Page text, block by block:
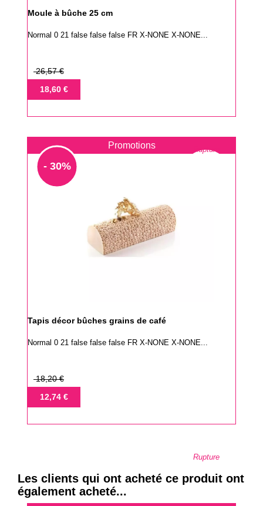
Moule à bûche 25 cm
Normal 0 21 false false false FR X-NONE X-NONE...
Prix
base
26,57 €
Prix18,60 €
Rupture
Promotions
- 30%
Tapis décor bûches grains de café
Normal 0 21 false false false FR X-NONE X-NONE...
Prix
base
18,20 €
Prix12,74 €
Rupture
Les clients qui ont acheté ce produit ont
également acheté...